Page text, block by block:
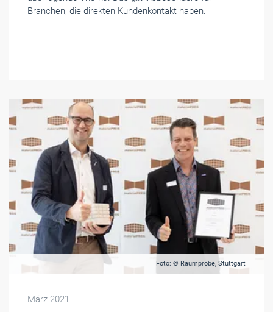
Branchen, die direkten Kundenkontakt haben.
Foto: © Raumprobe, Stuttgart
März 2021